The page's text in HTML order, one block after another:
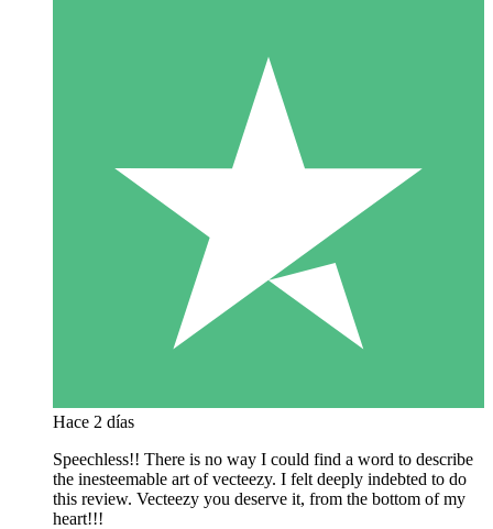
Hace 2 días
Speechless!! There is no way I could find a word to describe
the inesteemable art of vecteezy. I felt deeply indebted to do
this review. Vecteezy you deserve it, from the bottom of my
heart!!!